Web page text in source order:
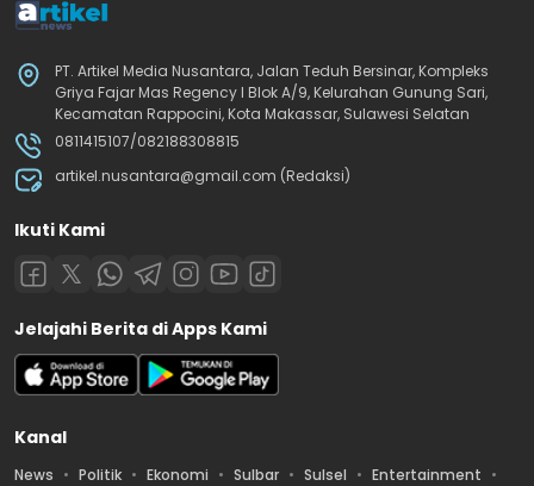
PT. Artikel Media Nusantara, Jalan Teduh Bersinar, Kompleks
Griya Fajar Mas Regency I Blok A/9, Kelurahan Gunung Sari,
Kecamatan Rappocini, Kota Makassar, Sulawesi Selatan
0811415107/082188308815
artikel.nusantara@gmail.com (Redaksi)
Ikuti Kami
Jelajahi Berita di Apps Kami
Kanal
News Politik Ekonomi Sulbar Sulsel Entertainment